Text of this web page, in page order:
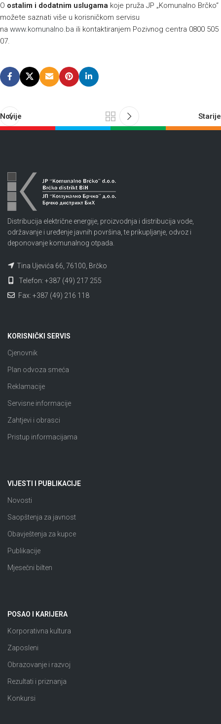
O ostalim i dodatnim uslugama koje pruža JP „Komunalno Brčko“
možete saznati više u korisničkom servisu
na www.komunalno.ba ili kontaktiranjem Pozivnog centra 0800 505
07.
Novije Starije
Distribucija električne energije, proizvodnja i distribucija vode,
održavanje i uređenje javnih površina, te prikupljanje, odvoz i
deponovanje komunalnog otpada.
Tina Ujevića 66, 76100, Brčko
Telefon: +387 (49) 217 255
Fax: +387 (49) 216 118
KORISNIČKI SERVIS
Cjenovnik
Plan odvoza smeća
Reklamacije
Servisne informacije
Zahtjevi i obrasci
Pristup informacijama
VIJESTI I PUBLIKACIJE
Novosti
Saopštenja za javnost
Obavještenja za kupce
Publikacije
Mjesečni bilten
POSAO I KARIJERA
Korporativna kultura
Zaposleni
Obrazovanje i razvoj
Rezultati i priznanja
Konkursi